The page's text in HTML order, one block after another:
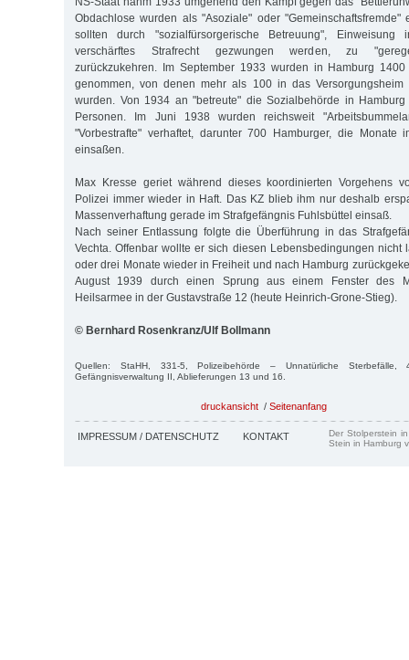
Obdachlose wurden als "Asoziale" oder "Gemeinschaftsfremde"
sollten durch "sozialfürsorgerische Betreuung",
verschärftes Strafrecht gezwungen werden, zu
zurückzukehren. Im September 1933 wurden in Hamburg
genommen, von denen mehr als 100 in das Versorgungsheim
wurden. Von 1934 an "betreute" die Sozialbehörde in
Personen. Im Juni 1938 wurden reichsweit
"Vorbestrafte" verhaftet, darunter 700 Hamburger, die Monate
einsaßen.
Max Kresse geriet während dieses koordinierten Vorgehens
Polizei immer wieder in Haft. Das KZ blieb ihm nur deshalb
Massenverhaftung gerade im Strafgefängnis Fuhlsbüttel einsaß.
Nach seiner Entlassung folgte die Überführung in das
Vechta. Offenbar wollte er sich diesen Lebensbedingungen nicht
oder drei Monate wieder in Freiheit und nach Hamburg
August 1939 durch einen Sprung aus einem Fenster des
Heilsarmee in der Gustavstraße 12 (heute Heinrich-Grone-Stieg).
© Bernhard Rosenkranz/Ulf Bollmann
Quellen: StaHH, 331-5, Polizeibehörde – Unnatürliche Sterbefälle,
Gefängnisverwaltung II, Ablieferungen 13 und 16.
druckansicht / Seitenanfang
IMPRESSUM / DATENSCHUTZ KONTAKT
Der Stolperstein
Stein in Hamburg